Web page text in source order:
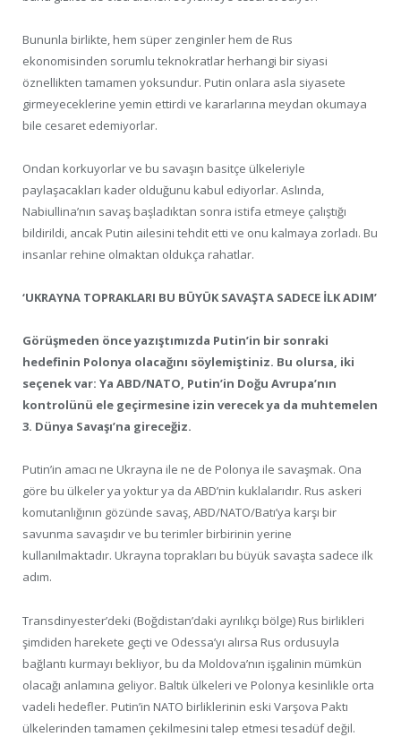
Bununla birlikte, hem süper zenginler hem de Rus
ekonomisinden sorumlu teknokratlar herhangi bir siyasi
öznellikten tamamen yoksundur. Putin onlara asla siyasete
girmeyeceklerine yemin ettirdi ve kararlarına meydan okumaya
bile cesaret edemiyorlar.
Ondan korkuyorlar ve bu savaşın basitçe ülkeleriyle
paylaşacakları kader olduğunu kabul ediyorlar. Aslında,
Nabiullina’nın savaş başladıktan sonra istifa etmeye çalıştığı
bildirildi, ancak Putin ailesini tehdit etti ve onu kalmaya zorladı. Bu
insanlar rehine olmaktan oldukça rahatlar.
‘UKRAYNA TOPRAKLARI BU BÜYÜK SAVAŞTA SADECE İLK ADIM’
Görüşmeden önce yazıştımızda Putin’in bir sonraki
hedefinin Polonya olacağını söylemiştiniz. Bu olursa, iki
seçenek var: Ya ABD/NATO, Putin’in Doğu Avrupa’nın
kontrolünü ele geçirmesine izin verecek ya da muhtemelen
3. Dünya Savaşı’na gireceğiz.
Putin’in amacı ne Ukrayna ile ne de Polonya ile savaşmak. Ona
göre bu ülkeler ya yoktur ya da ABD’nin kuklalarıdır. Rus askeri
komutanlığının gözünde savaş, ABD/NATO/Batı’ya karşı bir
savunma savaşıdır ve bu terimler birbirinin yerine
kullanılmaktadır. Ukrayna toprakları bu büyük savaşta sadece ilk
adım.
Transdinyester’deki (Boğdistan’daki ayrılıkçı bölge) Rus birlikleri
şimdiden harekete geçti ve Odessa’yı alırsa Rus ordusuyla
bağlantı kurmayı bekliyor, bu da Moldova’nın işgalinin mümkün
olacağı anlamına geliyor. Baltık ülkeleri ve Polonya kesinlikle orta
vadeli hedefler. Putin’in NATO birliklerinin eski Varşova Paktı
ülkelerinden tamamen çekilmesini talep etmesi tesadüf değil.